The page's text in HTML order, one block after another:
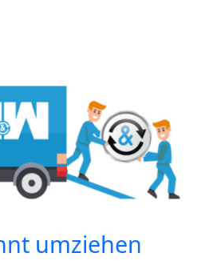
umziehen